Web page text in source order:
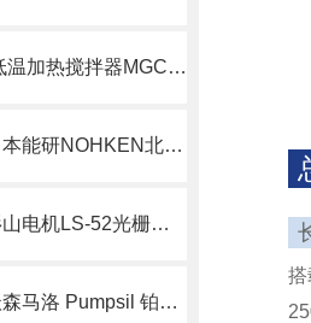
SIBATA柴田科学低温加热搅拌器MGC-100传感器
控制器PLD4000日本能研NOHKEN北崎销售
日本SUGIYAMA杉山电机LS-52光栅传感器北崎热卖
日本ISOWATEC沃森马洛 Pumpsil 铂金硫化硅胶管北崎有售
搭